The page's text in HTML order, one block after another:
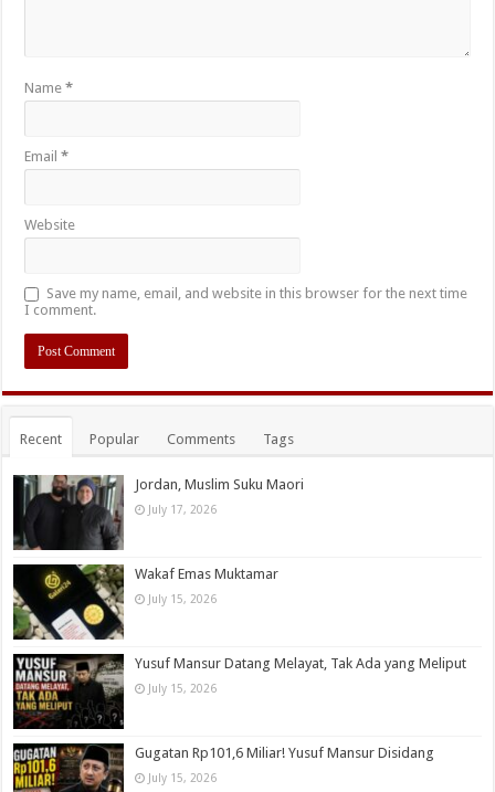
Name*
Email*
Website
Save my name, email, and website in this browser for the next time
I comment.
Recent Popular Comments Tags
Jordan, Muslim Suku Maori
July 17, 2026
Wakaf Emas Muktamar
July 15, 2026
Yusuf Mansur Datang Melayat, Tak Ada yang Meliput
July 15, 2026
Gugatan Rp101,6 Miliar! Yusuf Mansur Disidang
July 15, 2026